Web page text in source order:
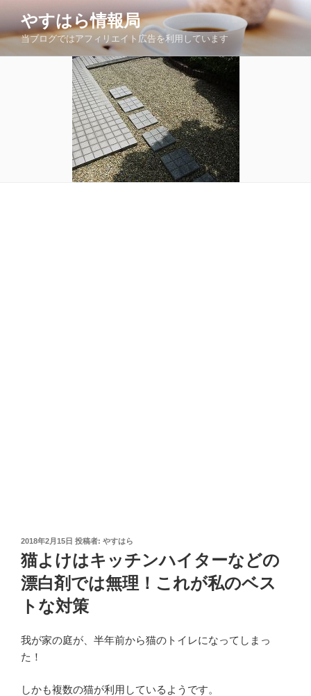
テ
ン
やすはら情報局
当ブログではアフィリエイト広告を利用しています
投
稿
日:
2018年2月15日 投稿者: やすはら
猫よけはキッチンハイターなどの
漂白剤では無理！これが私のベス
トな対策
我が家の庭が、半年前から猫のトイレになってしまっ
た！
しかも複数の猫が利用しているようです。